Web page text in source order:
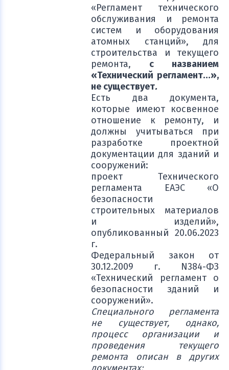
«Регламент технического
обслуживания и ремонта
систем и оборудования
атомных станций», для
строительства и текущего
ремонта, с названием
«Технический регламент…»,
не существует.
Есть два документа,
которые имеют косвенное
отношение к ремонту, и
должны учитываться при
разработке проектной
документации для зданий и
сооружений:
проект Технического
регламента ЕАЭС «О
безопасности
строительных материалов
и изделий»,
опубликованный 20.06.2023
г.
Федеральный закон от
30.12.2009 г. N384-ФЗ
«Технический регламент о
безопасности зданий и
сооружений».
Специального регламента
не существует, однако,
процесс организации и
проведения текущего
ремонта описан в других